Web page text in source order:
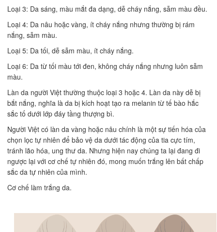
Loại 3: Da sáng, màu mắt đa dạng, dễ cháy nắng, sẫm màu đều.
Loại 4: Da nâu hoặc vàng, ít cháy nắng nhưng thường bị rám
nắng, sẫm màu.
Loại 5: Da tối, dễ sẫm màu, ít cháy nắng.
Loại 6: Da từ tối màu tới đen, không cháy nắng nhưng luôn sẫm
màu.
Làn da người Việt thường thuộc loại 3 hoặc 4. Làn da này dễ bị
bắt nắng, nghĩa là da bị kích hoạt tạo ra melanin từ tế bào hắc
sắc tố dưới lớp đáy tầng thượng bì.
Người Việt có làn da vàng hoặc nâu chính là một sự tiến hóa của
chọn lọc tự nhiên để bảo vệ da dưới tác động của tia cực tím,
tránh lão hóa, ung thư da. Nhưng hiện nay chúng ta lại đang đi
ngược lại với cơ chế tự nhiên đó, mong muốn trắng lên bất chấp
sắc da tự nhiên của mình.
Cơ chế làm trắng da.